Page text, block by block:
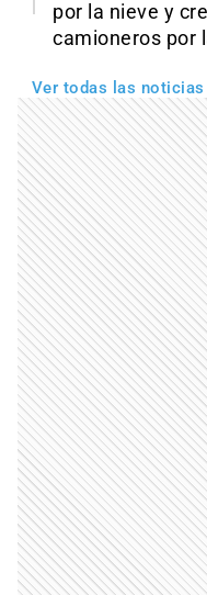
por la nieve y
camioneros por
Ver todas las noticias